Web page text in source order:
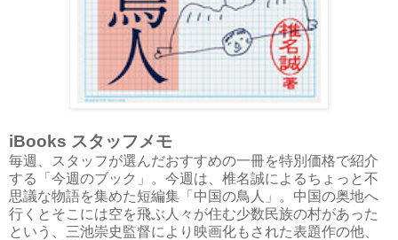
iBooks スタッフメモ
毎週、スタッフが選んだおすすめの一冊を特別価格で紹介
する「今週のブック」。今週は、椎名誠によるちょっと不
思議な物語を集めた短編集「中国の鳥人」。中国の奥地へ
行くとそこには空を飛ぶ人々が住む少数民族の村があった
という、三池崇史監督により映画化もされた表題作の他、